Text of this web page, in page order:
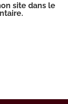
site dans le